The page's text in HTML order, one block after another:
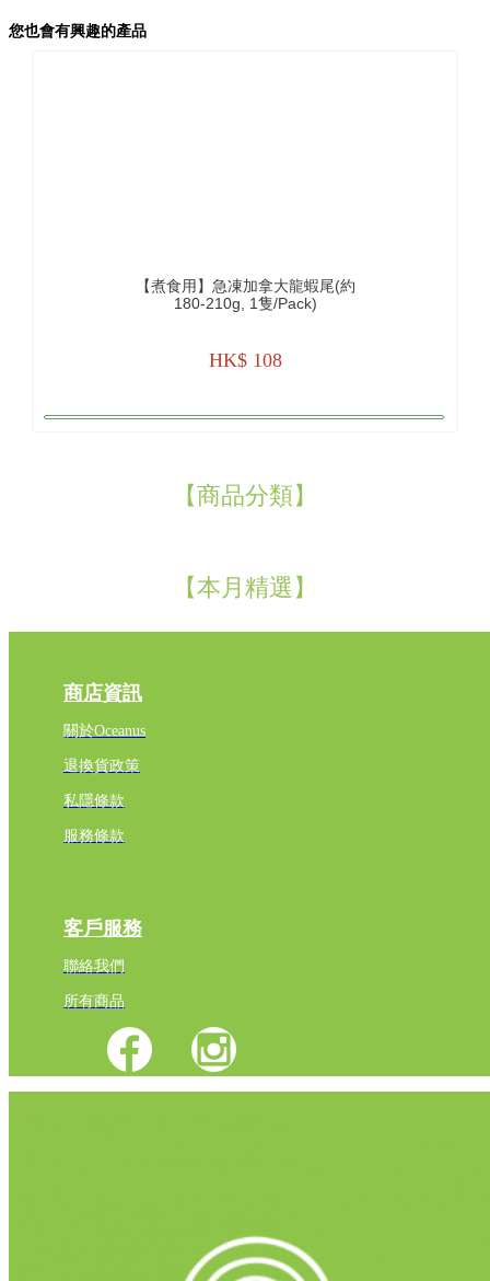
您也會有興趣的產品
【煮食用】急凍加拿大龍蝦尾(約
180-210g, 1隻/pack)
HK$ 108
【商品分類】
【本月精選】
商店資訊
關於Oceanus
退換貨政策
私隱條款
服務條款
客戶服務
聯絡我們
所有商品